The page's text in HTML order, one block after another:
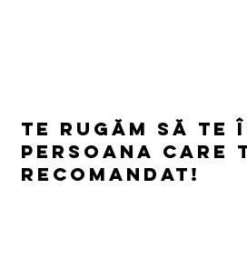
Te rugăm să
persoana care
recomandat!